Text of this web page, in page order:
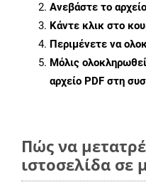
Ανεβάστε το
Κάντε κλικ στο
Περιμένετε να
Μόλις
αρχείο PDF στη
Πώς να
ιστοσελίδα σε